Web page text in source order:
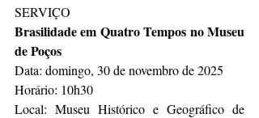
SERVIÇO
Brasilidade em Quatro Tempos no Museu
de Poços
Data: domingo, 30 de novembro de 2025
Horário: 10h30
Local: Museu Histórico e Geográfico de